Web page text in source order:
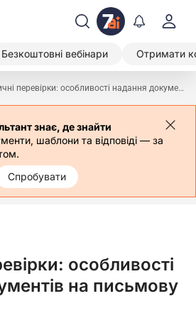
Безкоштовні вебінари Отримати
Фактичні перевірки: особливості надання документів на письмову вимогу ДПС
знає, де знайти
шаблони та відповіді — за
Спробувати
особливості
на письмову